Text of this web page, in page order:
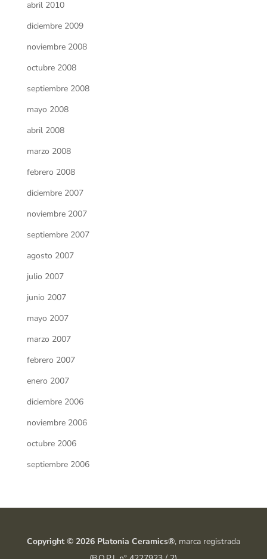
abril 2010
diciembre 2009
noviembre 2008
octubre 2008
septiembre 2008
mayo 2008
abril 2008
marzo 2008
febrero 2008
diciembre 2007
noviembre 2007
septiembre 2007
agosto 2007
julio 2007
junio 2007
mayo 2007
marzo 2007
febrero 2007
enero 2007
diciembre 2006
noviembre 2006
octubre 2006
septiembre 2006
Copyright © 2026 Platonia Ceramics®, marca registrada